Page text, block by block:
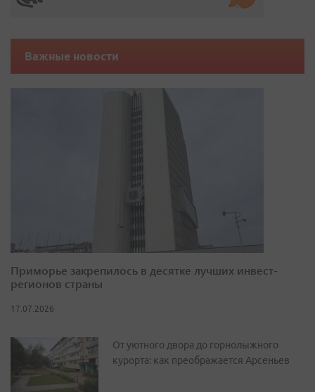
Важные новости
Приморье закрепилось в десятке лучших инвест-
регионов страны
17.07.2026
От уютного двора до горнолыжного
курорта: как преображается Арсеньев